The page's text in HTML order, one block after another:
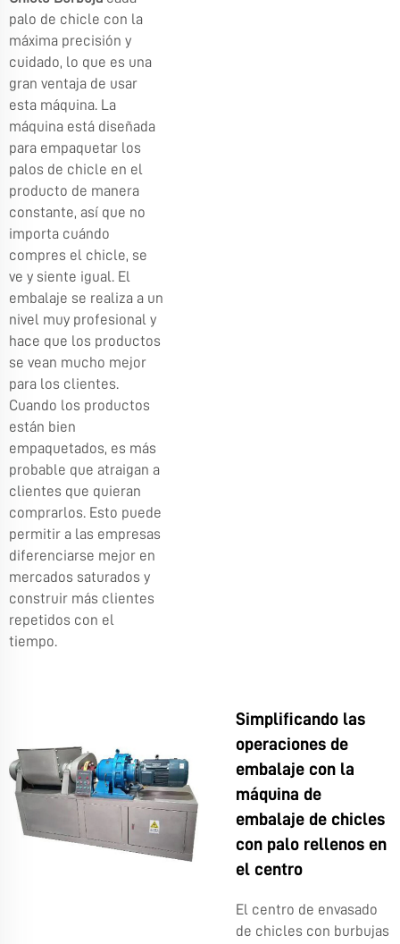
palo de chicle con la
máxima precisión y
cuidado, lo que es una
gran ventaja de usar
esta máquina. La
máquina está diseñada
para empaquetar los
palos de chicle en el
producto de manera
constante, así que no
importa cuándo
compres el chicle, se
ve y siente igual. El
embalaje se realiza a un
nivel muy profesional y
hace que los productos
se vean mucho mejor
para los clientes.
Cuando los productos
están bien
empaquetados, es más
probable que atraigan a
clientes que quieran
comprarlos. Esto puede
permitir a las empresas
diferenciarse mejor en
mercados saturados y
construir más clientes
repetidos con el
tiempo.
Simplificando las
operaciones de
embalaje con la
máquina de
embalaje de chicles
con palo rellenos en
el centro
El centro de envasado
de chicles con burbujas